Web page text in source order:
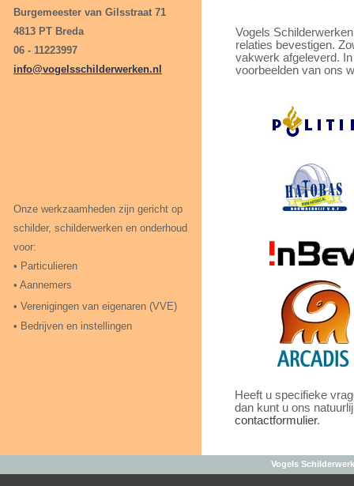
Burgemeester van Gilsstraat 71
4813 PT Breda
06 - 11223997
info@vogelsschilderwerken.nl
Onze werkzaamheden zijn gericht op
schilder, schilderwerken en onderhoud
voor:
• Particulieren
• Aannemers
• Verenigingen van eigenaren (VVE)
• Bedrijven en instellingen
Vogels
Vogels
relaties bevestigen.
vakwerk afgeleverd.
voorbeelden van ons
Heeft u specifieke
dan kunt u ons
contactformulier.